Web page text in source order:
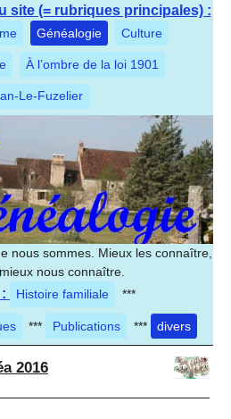
site (= rubriques principales) :
Généalogie Culture
À l’ombre de la loi 1901
Le-Fuzelier
nous sommes. Mieux les connaître,
nous connaître.
Histoire familiale ***
*** Publications *** divers
2016